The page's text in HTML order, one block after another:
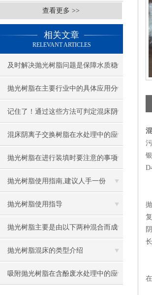
查看更多 >>
相关文章
RELEVANT ARTICLES
及时解决抛光树脂问题是保障水质稳
的关键
抛光树脂在主要行业中的具体应用分
享
记住了！通过这些方法可判定混床阴
离子交换树脂是否需要更换
混床阴离子交换树脂在水处理中的应
用广泛
抛光树脂在进行装填时要注意的事项
抛光树脂使用指南,建议人手一份
抛光树脂使用指导
抛光树脂主要是由以下两种混合而成
的
抛光树脂混床的类型介绍
吸附抛光树脂在含酚废水处理中的应